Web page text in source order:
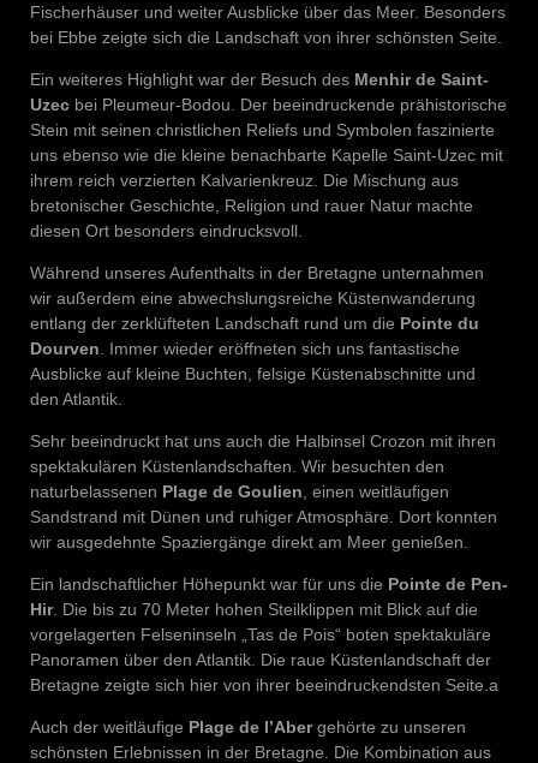
Fischerhäuser und weiter Ausblicke über das Meer. Besonders
bei Ebbe zeigte sich die Landschaft von ihrer schönsten Seite.
Ein weiteres Highlight war der Besuch des Menhir de Saint-
Uzec bei Pleumeur-Bodou. Der beeindruckende prähistorische
Stein mit seinen christlichen Reliefs und Symbolen faszinierte
uns ebenso wie die kleine benachbarte Kapelle Saint-Uzec mit
ihrem reich verzierten Kalvarienkreuz. Die Mischung aus
bretonischer Geschichte, Religion und rauer Natur machte
diesen Ort besonders eindrucksvoll.
Während unseres Aufenthalts in der Bretagne unternahmen
wir außerdem eine abwechslungsreiche Küstenwanderung
entlang der zerklüfteten Landschaft rund um die Pointe du
Dourven . Immer wieder eröffneten sich uns fantastische
Ausblicke auf kleine Buchten, felsige Küstenabschnitte und
den Atlantik.
Sehr beeindruckt hat uns auch die Halbinsel Crozon mit ihren
spektakulären Küstenlandschaften. Wir besuchten den
naturbelassenen Plage de Goulien , einen weitläufigen
Sandstrand mit Dünen und ruhiger Atmosphäre. Dort konnten
wir ausgedehnte Spaziergänge direkt am Meer genießen.
Ein landschaftlicher Höhepunkt war für uns die Pointe de Pen-
Hir. Die bis zu 70 Meter hohen Steilklippen mit Blick auf die
vorgelagerten Felseninseln „Tas de Pois“ boten spektakuläre
Panoramen über den Atlantik. Die raue Küstenlandschaft der
Bretagne zeigte sich hier von ihrer beeindruckendsten Seite.a
Auch der weitläufige Plage de l’Abergehörte zu unseren
schönsten Erlebnissen in der Bretagne. Die Kombination aus